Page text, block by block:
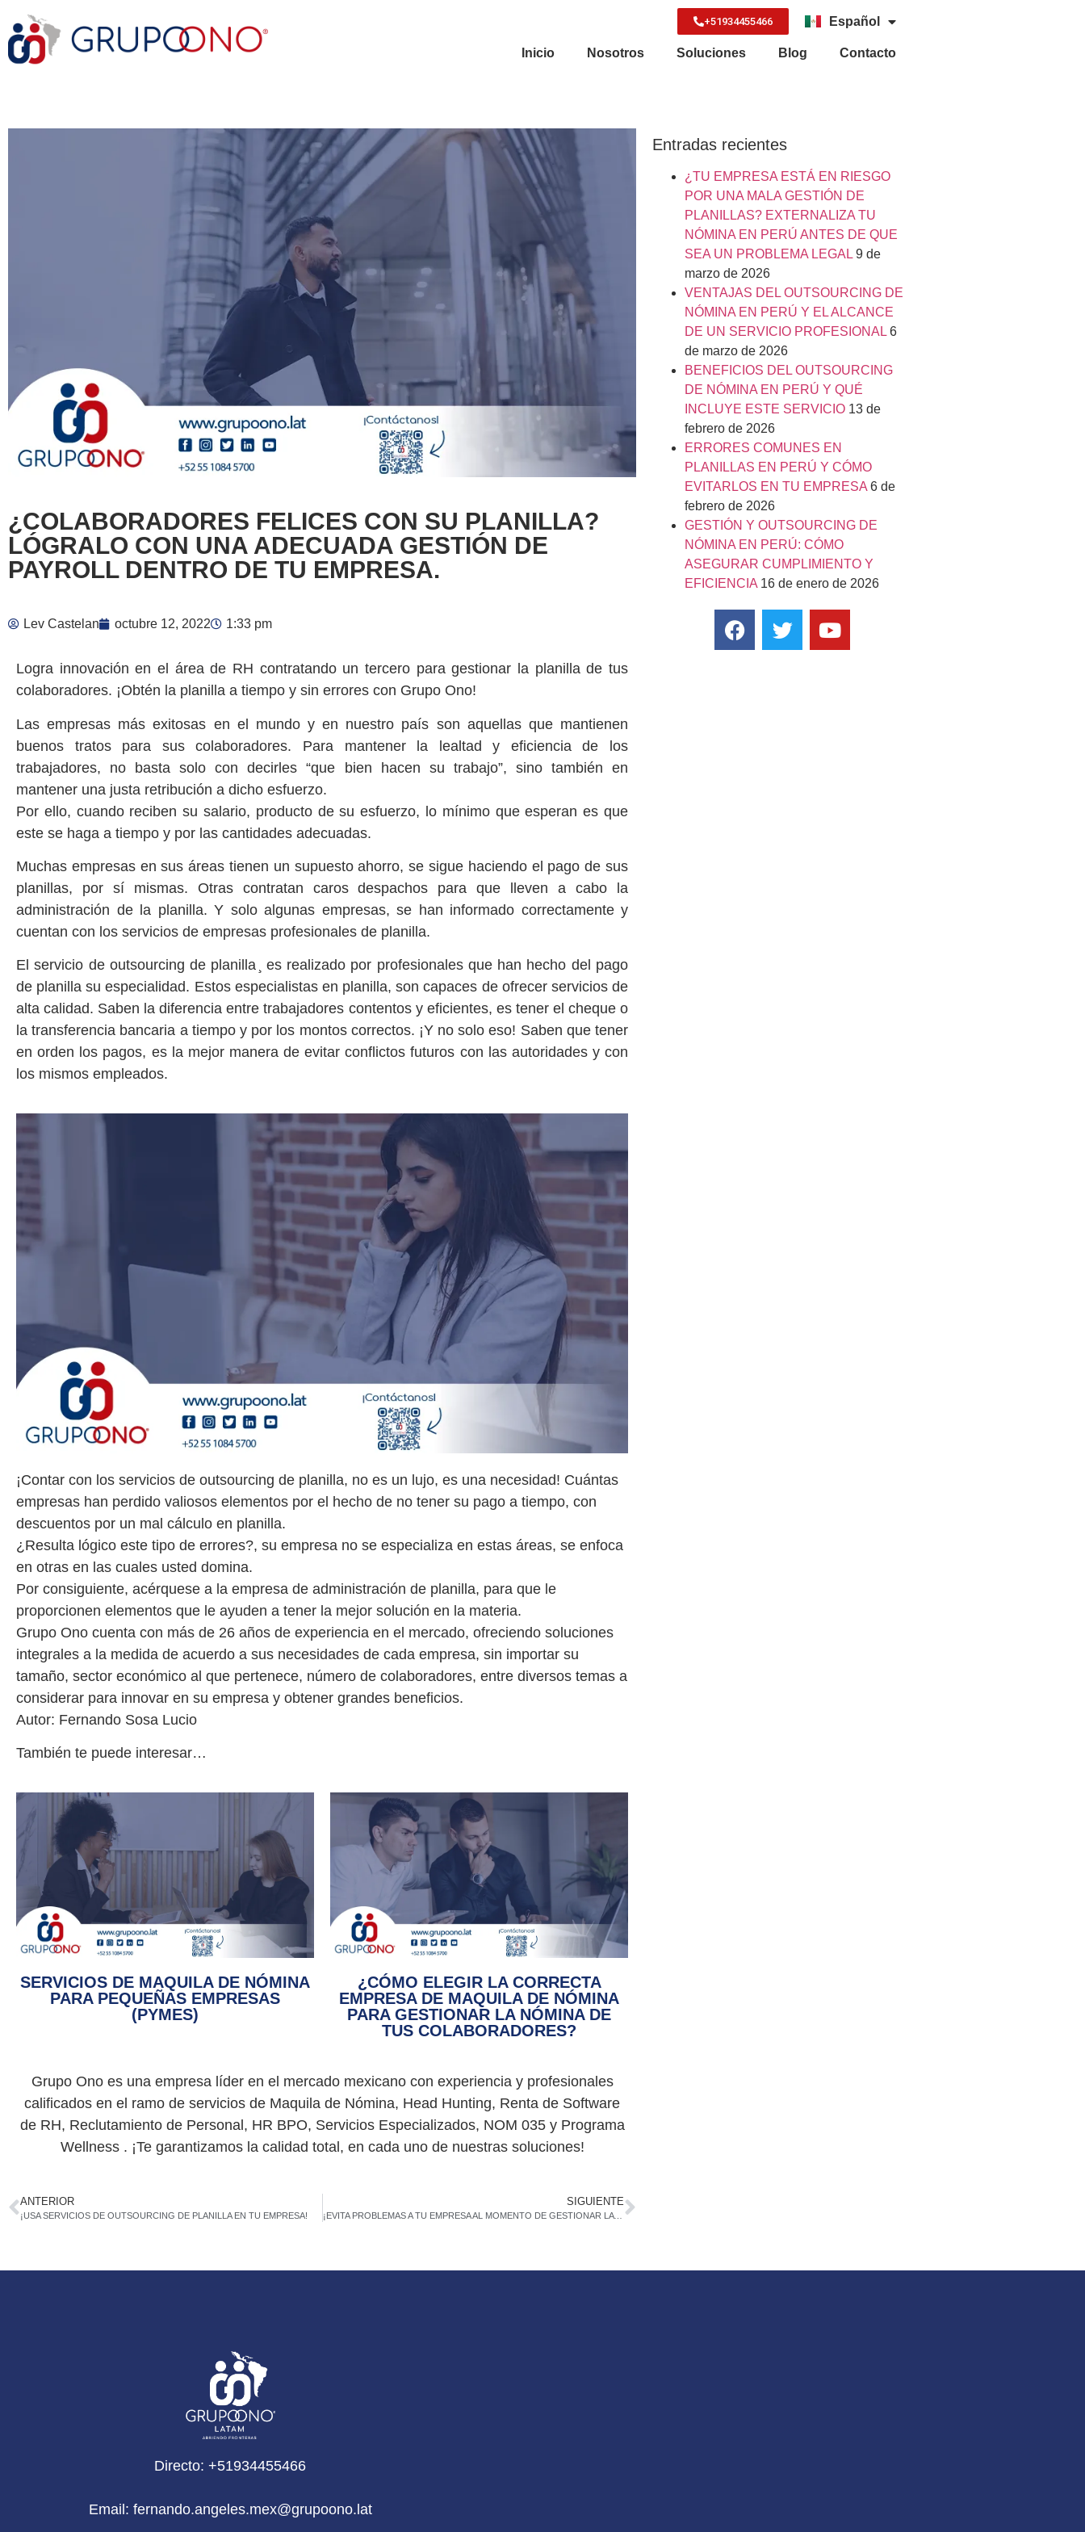
+51934455466 Español
English
Inicio Nosotros Soluciones Blog Contacto
¿COLABORADORES FELICES CON SU PLANILLA?
LÓGRALO CON UNA ADECUADA GESTIÓN DE
PAYROLL DENTRO DE TU EMPRESA.
Lev Castelan octubre 12, 2022 1:33 pm
Logra innovación en el área de RH contratando un tercero para gestionar la planilla de tus
colaboradores. ¡Obtén la planilla a tiempo y sin errores con Grupo Ono!
Las empresas más exitosas en el mundo y en nuestro país son aquellas que mantienen
buenos tratos para sus colaboradores. Para mantener la lealtad y eficiencia de los
trabajadores, no basta solo con decirles “que bien hacen su trabajo”, sino también en
mantener una justa retribución a dicho esfuerzo.
Por ello, cuando reciben su salario, producto de su esfuerzo, lo mínimo que esperan es que
este se haga a tiempo y por las cantidades adecuadas.
Muchas empresas en sus áreas tienen un supuesto ahorro, se sigue haciendo el pago de sus
planillas, por sí mismas. Otras contratan caros despachos para que lleven a cabo la
administración de la planilla. Y solo algunas empresas, se han informado correctamente y
cuentan con los servicios de empresas profesionales de planilla.
El servicio de outsourcing de planilla ̧ es realizado por profesionales que han hecho del pago
de planilla su especialidad. Estos especialistas en planilla, son capaces de ofrecer servicios de
alta calidad. Saben la diferencia entre trabajadores contentos y eficientes, es tener el cheque o
la transferencia bancaria a tiempo y por los montos correctos. ¡Y no solo eso! Saben que tener
en orden los pagos, es la mejor manera de evitar conflictos futuros con las autoridades y con
los mismos empleados.
¡Contar con los servicios de outsourcing de planilla, no es un lujo, es una necesidad! Cuántas
empresas han perdido valiosos elementos por el hecho de no tener su pago a tiempo, con
descuentos por un mal cálculo en planilla.
¿Resulta lógico este tipo de errores?, su empresa no se especializa en estas áreas, se enfoca
en otras en las cuales usted domina.
Por consiguiente, acérquese a la empresa de administración de planilla, para que le
proporcionen elementos que le ayuden a tener la mejor solución en la materia.
Grupo Ono cuenta con más de 26 años de experiencia en el mercado, ofreciendo soluciones
integrales a la medida de acuerdo a sus necesidades de cada empresa, sin importar su
tamaño, sector económico al que pertenece, número de colaboradores, entre diversos temas a
considerar para innovar en su empresa y obtener grandes beneficios.
Autor: Fernando Sosa Lucio
También te puede interesar…
SERVICIOS DE MAQUILA DE NÓMINA
PARA PEQUEÑAS EMPRESAS
(PYMES)
¿CÓMO ELEGIR LA CORRECTA
EMPRESA DE MAQUILA DE NÓMINA
PARA GESTIONAR LA NÓMINA DE
TUS COLABORADORES?
Grupo Ono es una empresa líder en el mercado mexicano con experiencia y profesionales
calificados en el ramo de servicios de Maquila de Nómina, Head Hunting, Renta de Software
de RH, Reclutamiento de Personal, HR BPO, Servicios Especializados, NOM 035 y Programa
Wellness . ¡Te garantizamos la calidad total, en cada uno de nuestras soluciones!
ANTERIOR
¡USA SERVICIOS DE OUTSOURCING DE PLANILLA EN TU EMPRESA!
SIGUIENTE
¡EVITA PROBLEMAS A TU EMPRESA AL MOMENTO DE GESTIONAR LA PLANILLA DE TUS COLABORADORES!
Entradas recientes
¿TU EMPRESA ESTÁ EN RIESGO
POR UNA MALA GESTIÓN DE
PLANILLAS? EXTERNALIZA TU
NÓMINA EN PERÚ ANTES DE QUE
SEA UN PROBLEMA LEGAL 9 de
marzo de 2026
VENTAJAS DEL OUTSOURCING DE
NÓMINA EN PERÚ Y EL ALCANCE
DE UN SERVICIO PROFESIONAL 6
de marzo de 2026
BENEFICIOS DEL OUTSOURCING
DE NÓMINA EN PERÚ Y QUÉ
INCLUYE ESTE SERVICIO 13 de
febrero de 2026
ERRORES COMUNES EN
PLANILLAS EN PERÚ Y CÓMO
EVITARLOS EN TU EMPRESA 6 de
febrero de 2026
GESTIÓN Y OUTSOURCING DE
NÓMINA EN PERÚ: CÓMO
ASEGURAR CUMPLIMIENTO Y
EFICIENCIA 16 de enero de 2026
Directo: +51934455466
Email: fernando.angeles.mex@grupoono.lat